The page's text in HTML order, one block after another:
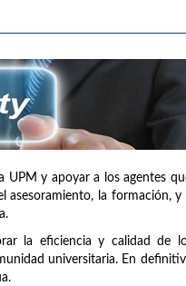
UPM y apoyar a los agentes
asesoramiento, la formación, y
la eficiencia y calidad de
universitaria. En